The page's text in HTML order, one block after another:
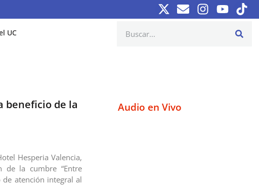
UC
beneficio de la
Hesperia Valencia,
de la cumbre “Entre
de atención integral al
Audio en Vivo